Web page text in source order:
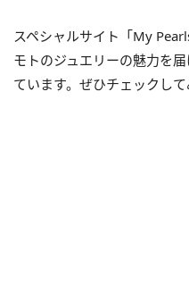
スペシャルサイト「My
モトのジュエリーの魅力を
ています。ぜひチェックして